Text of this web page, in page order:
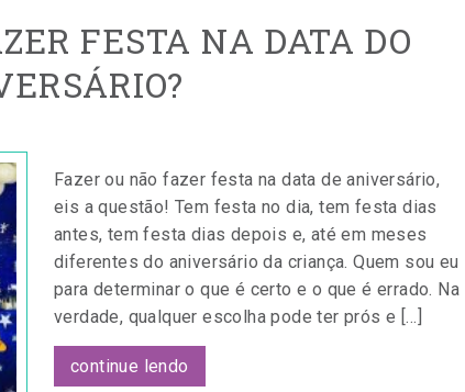
FESTA NA DATA DO
Fazer ou não fazer festa na data de aniversário,
eis a questão! Tem festa no dia, tem festa dias
antes, tem festa dias depois e, até em meses
diferentes do aniversário da criança. Quem sou eu
para determinar o que é certo e o que é errado. Na
verdade, qualquer escolha pode ter prós e […]
continue lendo